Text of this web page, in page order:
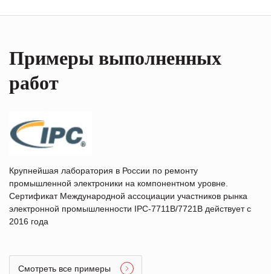
Примеры выполненных
работ
Крупнейшая лаборатория в России по ремонту
промышленной электроники на компонентном уровне.
Сертификат Международной ассоциации участников рынка
электронной промышленности IPC-7711B/7721B действует с
2016 года
Смотреть все примеры